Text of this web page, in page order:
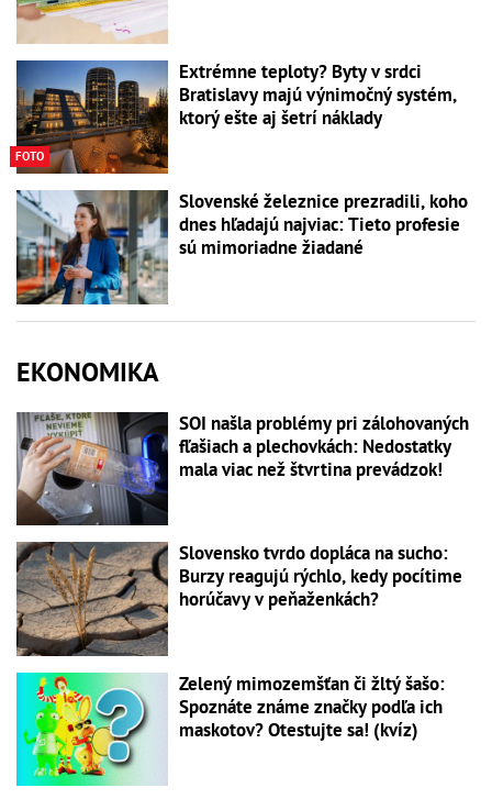
FOTO
Extrémne teploty? Byty v srdci
Bratislavy majú výnimočný systém,
ktorý ešte aj šetrí náklady
Slovenské železnice prezradili, koho
dnes hľadajú najviac: Tieto profesie
sú mimoriadne žiadané
EKONOMIKA
SOI našla problémy pri zálohovaných
fľašiach a plechovkách: Nedostatky
mala viac než štvrtina prevádzok!
Slovensko tvrdo dopláca na sucho:
Burzy reagujú rýchlo, kedy pocítime
horúčavy v peňaženkách?
Zelený mimozemšťan či žltý šašo:
Spoznáte známe značky podľa ich
maskotov? Otestujte sa! (kvíz)